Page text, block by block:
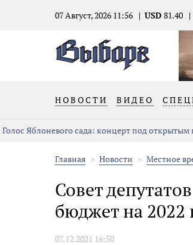
07 Август, 2026 11:56 USD 81.40
НОВОСТИ ВИДЕО
Голос Яблоневого сада: концерт под открытым
Главная Новости Местное
Совет
бюджет на 2022
07.12.2021 16:50